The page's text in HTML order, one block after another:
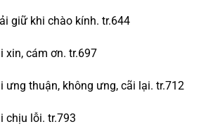
khi chào kính. tr.644
cám ơn. tr.697
thuận, không ưng, cãi lại. tr.712
lỗi. tr.793